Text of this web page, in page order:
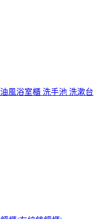
風浴室櫃 洗手池 洗漱台